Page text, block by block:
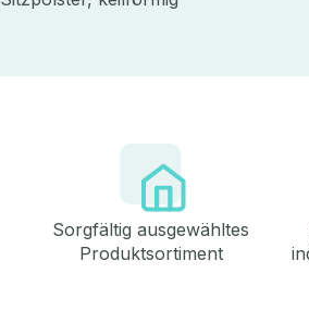
Sorgfältig ausgewähltes
Produktsortiment